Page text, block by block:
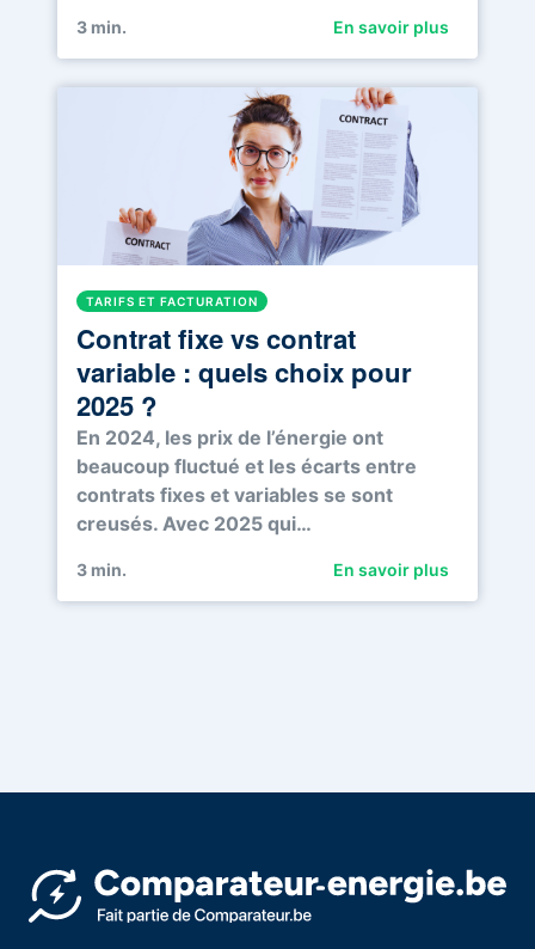
3 min. En savoir plus
TARIFS ET FACTURATION
Contrat fixe vs contrat
variable : quels choix pour
2025 ?
En 2024, les prix de l’énergie ont
beaucoup fluctué et les écarts entre
contrats fixes et variables se sont
creusés. Avec 2025 qui…
3 min. En savoir plus